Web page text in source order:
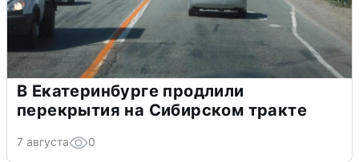
В Екатеринбурге продлили
перекрытия на Сибирском тракте
7 августа 0